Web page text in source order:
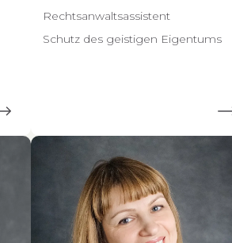
Rechtsanwaltsassistent
Schutz des geistigen Eigentums